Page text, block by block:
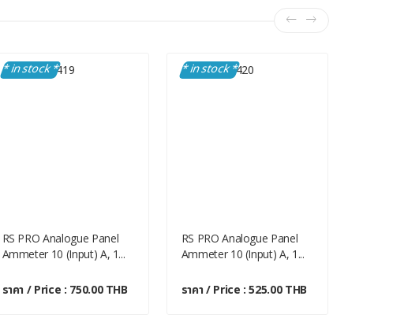
* in stock *
RS PRO Analogue Panel
Ammeter 10 (Input) A, 1...
ราคา / Price : 750.00 THB
* in stock *
RS PRO Analogue Panel
Ammeter 10 (Input) A, 1...
ราคา / Price : 525.00 THB